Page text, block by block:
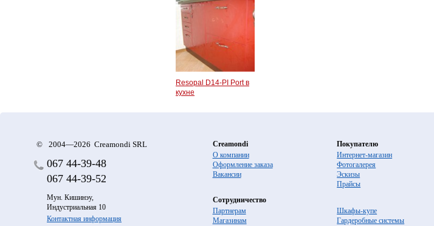
Resopal D14-PI Port в
кухне
© 2004—2026 Creamondi SRL
067 44-39-48
067 44-39-52
Мун. Кишинэу,
Индустриальная 10
Контактная информация
Creamondi
О компании
Оформление заказа
Вакансии
Покупателю
Интернет-магазин
Фотогалерея
Эскизы
Прайсы
Сотрудничество
Партнерам
Магазинам
Шкафы-купе
Гардеробные системы